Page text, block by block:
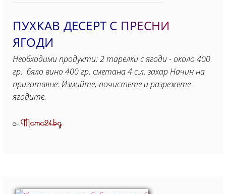
ПУХКАВ ДЕСЕРТ С ПРЕСНИ
ЯГОДИ
Необходими продукти: 2 тарелки с ягоди - около 400
гр. бяло вино 400 гр. сметана 4 с.л. захар Начин на
приготвяне: Измийте, почистете и разрежете
ягодите.
ОтMama24.bg